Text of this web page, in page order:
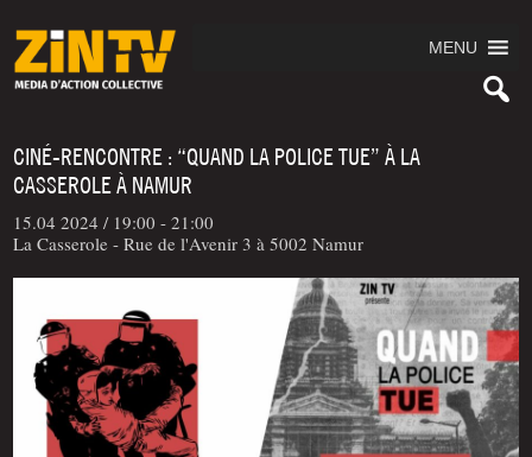
MENU
CINÉ-RENCONTRE : “QUAND LA POLICE TUE” À LA
CASSEROLE À NAMUR
15.04 2024 / 19:00 - 21:00
La Casserole - Rue de l'Avenir 3 à 5002 Namur